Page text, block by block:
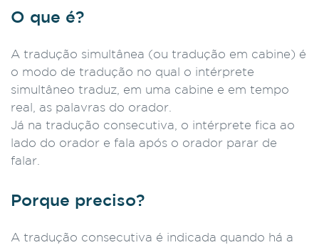
O que é?
A tradução simultânea (ou tradução em cabine) é
o modo de tradução no qual o intérprete
simultâneo traduz, em uma cabine e em tempo
real, as palavras do orador.
Já na tradução consecutiva, o intérprete fica ao
lado do orador e fala após o orador parar de
falar.
Porque preciso?
A tradução consecutiva é indicada quando há a